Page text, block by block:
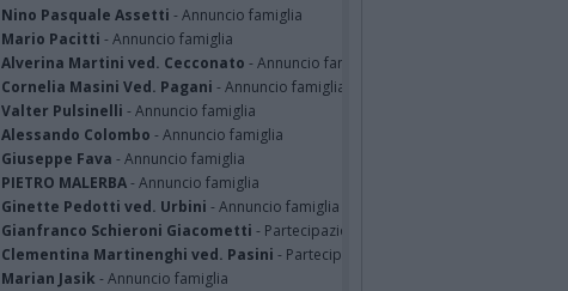
Nino Pasquale Assetti - Annuncio famiglia
Mario Pacitti - Annuncio famiglia
Alverina Martini ved. Cecconato - Annuncio famiglia
Cornelia Masini Ved. Pagani - Annuncio famiglia
Valter Pulsinelli - Annuncio famiglia
Alessando Colombo - Annuncio famiglia
Giuseppe Fava - Annuncio famiglia
PIETRO MALERBA- Annuncio famiglia
Ginette Pedotti ved. Urbini - Annuncio famiglia
Gianfranco Schieroni Giacometti - Partecipazione
Clementina Martinenghi ved. Pasini - Partecipazione
Marian Jasik - Annuncio famiglia